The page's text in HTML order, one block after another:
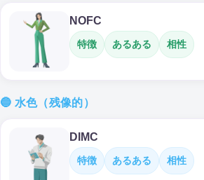
NOFC
特徴 あるある 相性
🔵 水色（残像的）
DIMC
特徴 あるある 相性